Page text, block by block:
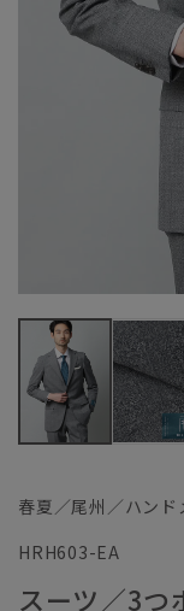
春夏／尾州／ハンド
HRH603-EA
スーツ／3つ